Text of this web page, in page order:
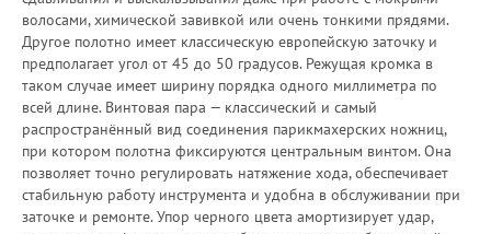
волосами, химической завивкой или очень тонкими прядями.
Другое полотно имеет классическую европейскую заточку и
предполагает угол от 45 до 50 градусов. Режущая кромка в
таком случае имеет ширину порядка одного миллиметра по
всей длине. Винтовая пара — классический и самый
распространённый вид соединения парикмахерских ножниц,
при котором полотна фиксируются центральным винтом. Она
позволяет точно регулировать натяжение хода, обеспечивает
стабильную работу инструмента и удобна в обслуживании при
заточке и ремонте. Упор черного цвета амортизирует удар,